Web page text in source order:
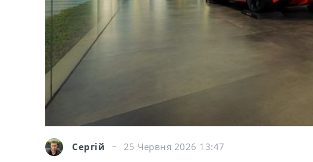
Сергій
25 Червня 2026 13:47